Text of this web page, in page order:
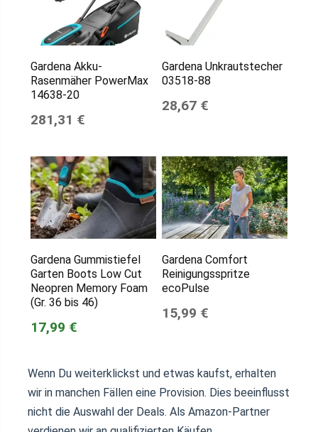
Gardena Akku-
Rasenmäher PowerMax
14638-20
281,31 €
Gardena Unkrautstecher
03518-88
28,67 €
Gardena Gummistiefel
Garten Boots Low Cut
Neopren Memory Foam
(Gr. 36 bis 46)
17,99 €
Gardena Comfort
Reinigungsspritze
ecoPulse
15,99 €
Wenn Du weiterklickst und etwas kaufst, erhalten
wir in manchen Fällen eine Provision. Dies beeinflusst
nicht die Auswahl der Deals. Als Amazon-Partner